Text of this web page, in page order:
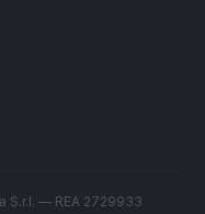
S.r.l. — REA 2729933